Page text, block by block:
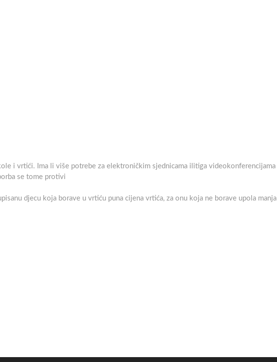
i vrtići. Ima li više potrebe za elektroničkim sjednicama ilitiga videokonferencijama
se tome protivi
djecu koja borave u vrtiću puna cijena vrtića, za onu koja ne borave upola manja